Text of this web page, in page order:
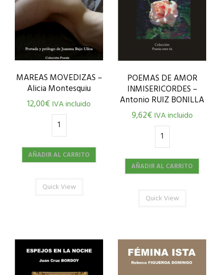
MAREAS MOVEDIZAS –
Alicia Montesquiu
12,00€IVA incluido
AÑADIR AL CARRITO
Quick View
POEMAS DE AMOR
INMISERICORDES –
Antonio RUIZ BONILLA
9,62€ IVA incluido
AÑADIR AL CARRITO
Quick View